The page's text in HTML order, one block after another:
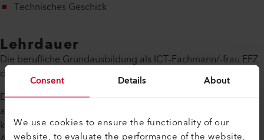
Consent Details About
We use cookies to ensure the functionality of our
website, to evaluate the performance of the website,
Technisches Geschick
Lehrdauer
Die berufliche Grundausbildung als ICT-Fachmann/-frau EFZ
dauert drei Jahre.
Dein Ausbildungsprogramm wird dem Lehrplan der Schule
angepasst, damit Du Theorie und Praxis ideal verbinden
kannst. Am Ende deiner Lehrzeit bist Du mit einer guten